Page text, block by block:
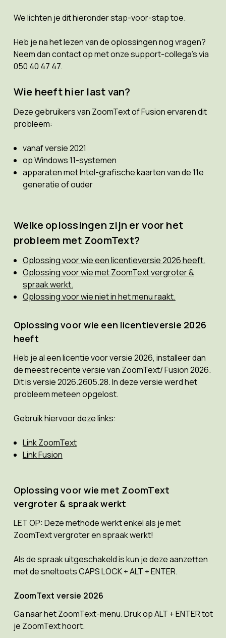
We lichten je dit hieronder stap-voor-stap toe.
Heb je na het lezen van de oplossingen nog vragen?
Neem dan contact op met onze support-collega's via
050 40 47 47.
Wie heeft hier last van?
Deze gebruikers van ZoomText of Fusion ervaren dit
probleem:
vanaf versie 2021
op Windows 11-systemen
apparaten met Intel-grafische kaarten van de 11e
generatie of ouder
Welke oplossingen zijn er voor het
probleem met ZoomText?
Oplossing voor wie een licentieversie 2026 heeft.
Oplossing voor wie met ZoomText vergroter &
spraak werkt.
Oplossing voor wie niet in het menu raakt.
Oplossing voor wie een licentieversie 2026
heeft
Heb je al een licentie voor versie 2026, installeer dan
de meest recente versie van ZoomText/ Fusion 2026.
Dit is versie 2026.2605.28. In deze versie werd het
probleem meteen opgelost.
Gebruik hiervoor deze links:
Link ZoomText
Link Fusion
Oplossing voor wie met ZoomText
vergroter & spraak werkt
LET OP: Deze methode werkt enkel als je met
ZoomText vergroter en spraak werkt!
Als de spraak uitgeschakeld is kun je deze aanzetten
met de sneltoets CAPS LOCK + ALT + ENTER.
ZoomText versie 2026
Ga naar het ZoomText-menu. Druk op ALT + ENTER tot
je ZoomText hoort.